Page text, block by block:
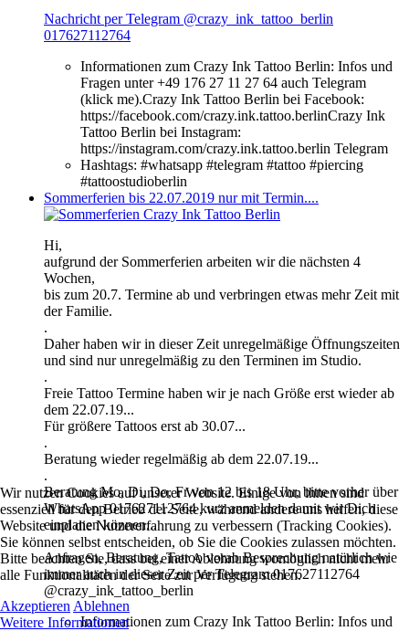
Nachricht per Telegram @crazy_ink_tattoo_berlin
017627112764
Informationen zum Crazy Ink Tattoo Berlin: Infos und
Fragen unter +49 176 27 11 27 64 auch Telegram
(klick me).Crazy Ink Tattoo Berlin bei Facebook:
https://facebook.com/crazy.ink.tattoo.berlinCrazy Ink
Tattoo Berlin bei Instagram:
https://instagram.com/crazy.ink.tattoo.berlin Telegram
Hashtags: #whatsapp #telegram #tattoo #piercing
#tattoostudioberlin
Sommerferien bis 22.07.2019 nur mit Termin....
Hi,
aufgrund der Sommerferien arbeiten wir die nächsten 4
Wochen,
bis zum 20.7. Termine ab und verbringen etwas mehr Zeit mit
der Familie.
.
Daher haben wir in dieser Zeit unregelmäßige Öffnungszeiten
und sind nur unregelmäßig zu den Terminen im Studio.
.
Freie Tattoo Termine haben wir je nach Größe erst wieder ab
dem 22.07.19...
Für größere Tattoos erst ab 30.07...
.
Beratung wieder regelmäßig ab dem 22.07.19...
.
Beratung Mo, Di, Do, Fr von 12 bis 18 Uhr, bitte vorher über
WhatsApp 017627112764 kurz anmelden damit wir Dich
einplanen können...
.
Anfragen, Beratung, Tattoo vorab Besprechung natürlich wie
immer auch in dieser Zeit per Telegram 017627112764
@crazy_ink_tattoo_berlin
Informationen zum Crazy Ink Tattoo Berlin: Infos und
Wir nutzen Cookies auf unserer Website. Einige von ihnen sind
essenziell für den Betrieb der Seite, während andere uns helfen, diese
Website und die Nutzererfahrung zu verbessern (Tracking Cookies).
Sie können selbst entscheiden, ob Sie die Cookies zulassen möchten.
Bitte beachten Sie, dass bei einer Ablehnung womöglich nicht mehr
alle Funktionalitäten der Seite zur Verfügung stehen.
Akzeptieren Ablehnen
Weitere Informationen